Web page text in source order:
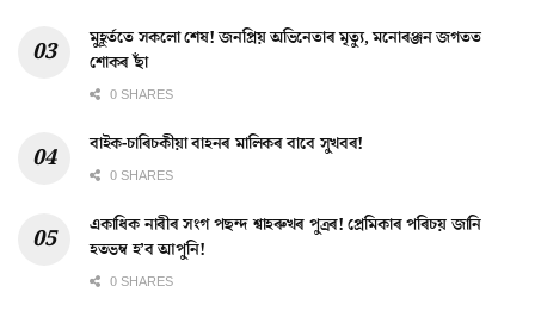
মুহূৰ্ততে সকলো শেষ! জনপ্ৰিয় অভিনেতাৰ মৃত্যু, মনোৰঞ্জন জগতত
শোকৰ ছাঁ
0 SHARES
বাইক-চাৰিচকীয়া বাহনৰ মালিকৰ বাবে সুখবৰ!
0 SHARES
একাধিক নাৰীৰ সংগ পছন্দ শ্বাহৰুখৰ পুত্ৰৰ! প্ৰেমিকাৰ পৰিচয় জানি
হতভম্ব হ’ব আপুনি!
0 SHARES